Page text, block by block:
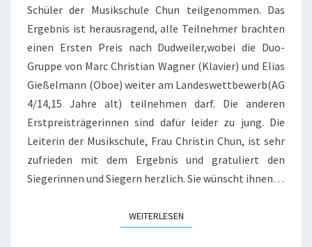
ORT
IN
DUDWEILER
MÄRZ
2013
Schüler der Musikschule Chun teilgenommen. Das
Ergebnis ist herausragend, alle Teilnehmer brachten
einen Ersten Preis nach Dudweiler,wobei die Duo-
Gruppe von Marc Christian Wagner (Klavier) und Elias
Gießelmann (Oboe) weiter am Landeswettbewerb(AG
4/14,15 Jahre alt) teilnehmen darf. Die anderen
Erstpreisträgerinnen sind dafür leider zu jung. Die
Leiterin der Musikschule, Frau Christin Chun, ist sehr
zufrieden mit dem Ergebnis und gratuliert den
Siegerinnen und Siegern herzlich. Sie wünscht ihnen…
WEITERLESENWEITERLESEN